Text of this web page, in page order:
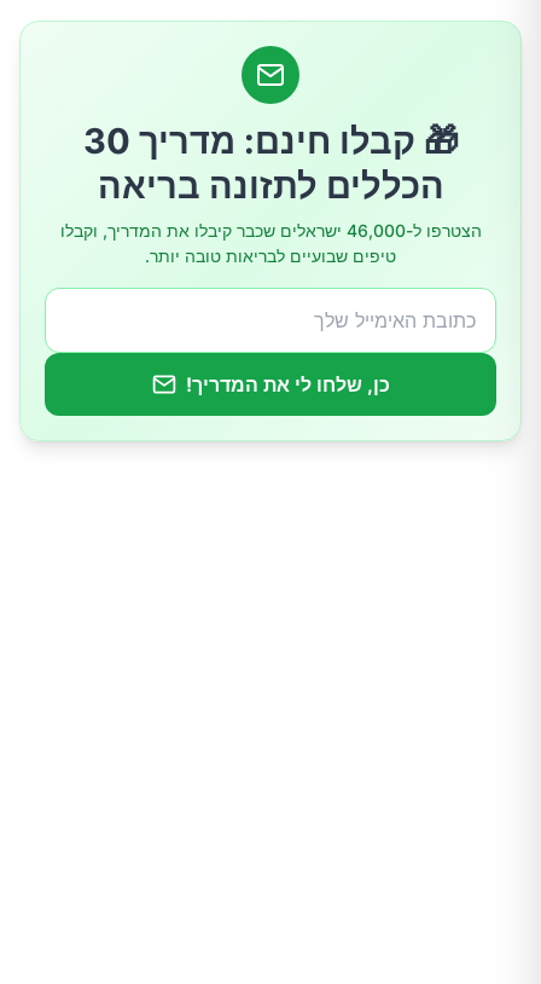
🎁 קבלו חינם: מדריך 30
הכללים לתזונה בריאה
הצטרפו ל-46,000 ישראלים שכבר קיבלו את המדריך, וקבלו
טיפים שבועיים לבריאות טובה יותר.
כן, שלחו לי את המדריך!